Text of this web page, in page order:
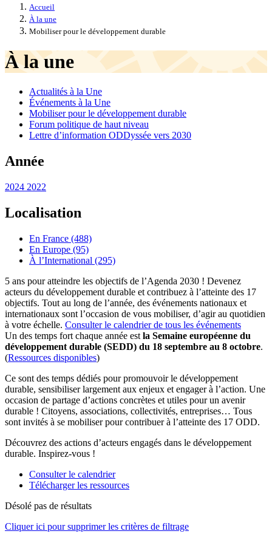
Accueil
À la une
Mobiliser pour le développement durable
À la une
Actualités à la Une
Événements à la Une
Mobiliser pour le développement durable
Forum politique de haut niveau
Lettre d’information ODDyssée vers 2030
Année
2024 2022
Localisation
En France (488)
En Europe (95)
À l’International (295)
5 ans pour atteindre les objectifs de l’Agenda 2030 ! Devenez
acteurs du développement durable et contribuez à l’atteinte des 17
objectifs. Tout au long de l’année, des événements nationaux et
internationaux sont l’occasion de vous mobiliser, d’agir au quotidien
à votre échelle. Consulter le calendrier de tous les événements
Un des temps fort chaque année est la Semaine européenne du
développement durable (SEDD) du 18 septembre au 8 octobre.
(Ressources disponibles)
Ce sont des temps dédiés pour promouvoir le développement
durable, sensibiliser largement aux enjeux et engager à l’action. Une
occasion de partage d’actions concrètes et utiles pour un avenir
durable ! Citoyens, associations, collectivités, entreprises… Tous
sont invités à se mobiliser pour contribuer à l’atteinte des 17 ODD.
Découvrez des actions d’acteurs engagés dans le développement
durable. Inspirez-vous !
Consulter le calendrier
Télécharger les ressources
Désolé pas de résultats
Cliquer ici pour supprimer les critères de filtrage